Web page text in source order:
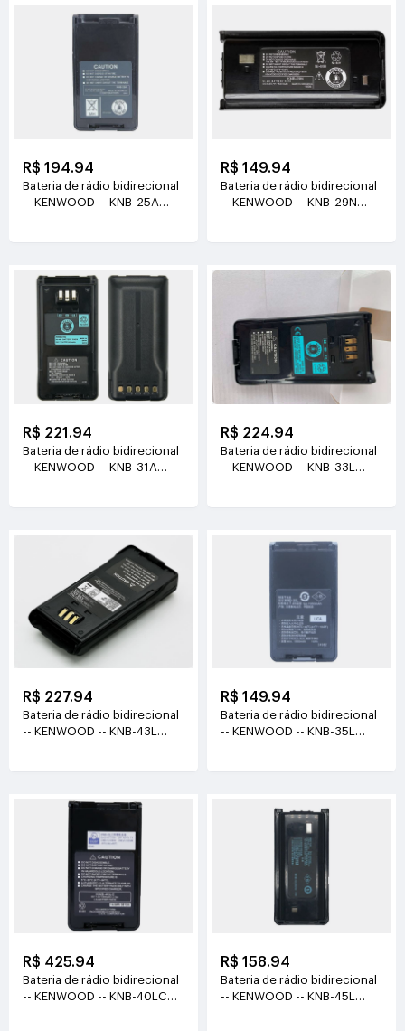
R$ 194.94
Bateria de rádio bidirecional
-- KENWOOD -- KNB-25A
R$ 149.94
Bateria de rádio bidirecional
-- KENWOOD -- KNB-29N
R$ 221.94
Bateria de rádio bidirecional
-- KENWOOD -- KNB-31A
R$ 224.94
Bateria de rádio bidirecional
-- KENWOOD -- KNB-33L
R$ 227.94
Bateria de rádio bidirecional
-- KENWOOD -- KNB-43L
R$ 149.94
Bateria de rádio bidirecional
-- KENWOOD -- KNB-35L
R$ 425.94
Bateria de rádio bidirecional
-- KENWOOD -- KNB-40LC
R$ 158.94
Bateria de rádio bidirecional
-- KENWOOD -- KNB-45L